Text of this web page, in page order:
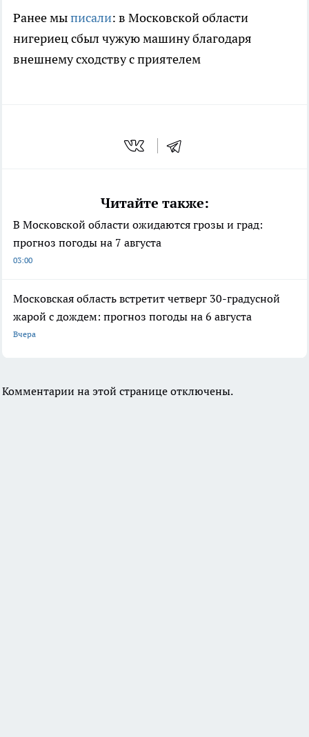
Ранее мыписали: в Московской области
нигериец сбыл чужую машину благодаря
внешнему сходству с приятелем
Читайте также:
В Московской области ожидаются грозы и град:
прогноз погоды на 7 августа
03:00
Московская область встретит четверг 30-градусной
жарой с дождем: прогноз погоды на 6 августа
Вчера
Комментарии на этой странице отключены.